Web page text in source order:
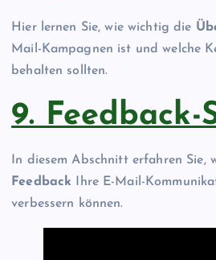
Hier lernen Sie, wie wichtig die
Mail-Kampagnen ist und welche
behalten sollten.
9. Feedback-
In diesem Abschnitt erfahren Sie,
Feedback Ihre E-Mail-
verbessern können.